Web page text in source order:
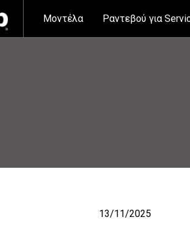
Μοντέλα Ραντεβού για
Jeep Βελμάρ Χορηγός στο 5ο Dirfys Trail Run!
13/11/2025